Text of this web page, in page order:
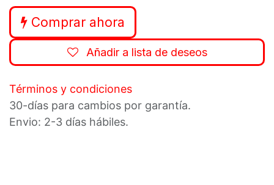
Comprar ahora
Añadir a lista de deseos
Términos y condiciones
30-días para cambios por garantía.
Envio: 2-3 días hábiles.